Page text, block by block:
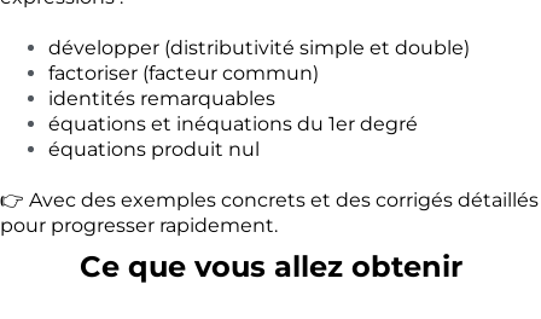
développer (distributivité simple et double)
factoriser (facteur commun)
identités remarquables
équations et inéquations du 1er degré
équations produit nul
👉 Avec des exemples concrets et des corrigés détaillés
pour progresser rapidement.
Ce que vous allez obtenir